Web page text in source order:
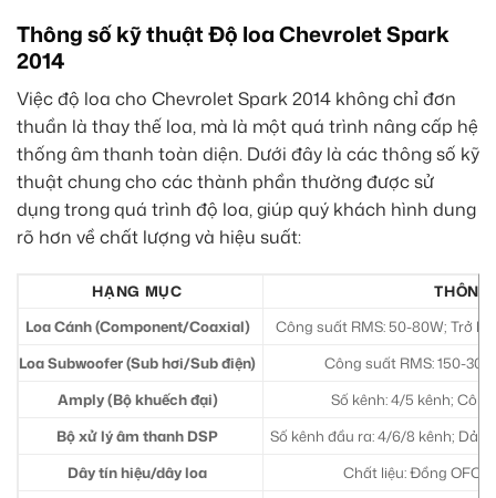
Thông số kỹ thuật Độ loa Chevrolet Spark
2014
Việc độ loa cho Chevrolet Spark 2014 không chỉ đơn
thuần là thay thế loa, mà là một quá trình nâng cấp hệ
thống âm thanh toàn diện. Dưới đây là các thông số kỹ
thuật chung cho các thành phần thường được sử
dụng trong quá trình độ loa, giúp quý khách hình dung
rõ hơn về chất lượng và hiệu suất:
HẠNG MỤC
THÔNG
Loa Cánh (Component/Coaxial)
Công suất RMS: 50-80W; Trở
Loa Subwoofer (Sub hơi/Sub điện)
Công suất RMS: 150-
Amply (Bộ khuếch đại)
Số kênh: 4/5 kênh;
Bộ xử lý âm thanh DSP
Số kênh đầu ra: 4/6/8 kênh; Dải
Dây tín hiệu/dây loa
Chất liệu: Đồng OFC